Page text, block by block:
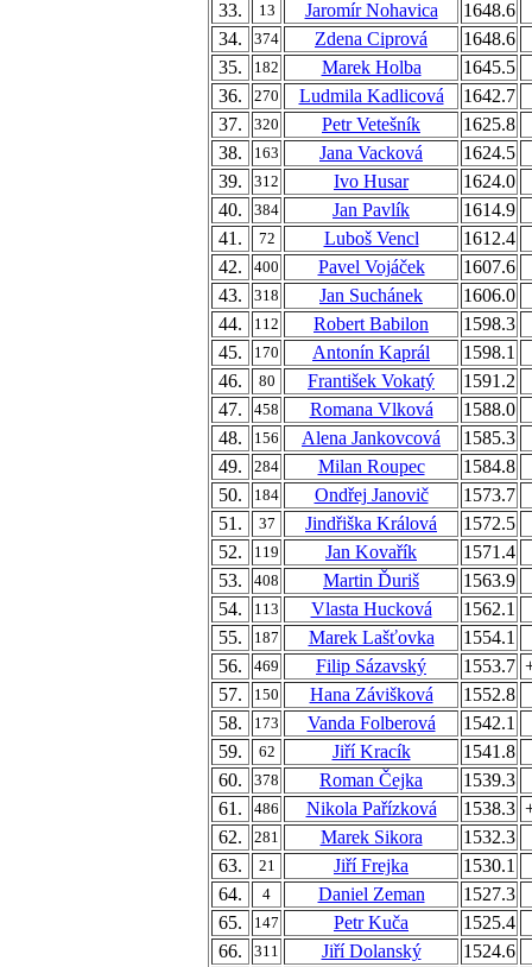
33.
13 Jaromír Nohavica
1648.6
34.
374 Zdena Ciprová
1648.6
35.
182 Marek Holba
1645.5
36.
270 Ludmila Kadlicová
1642.7
37.
320 Petr Vetešník
1625.8
38.
163 Jana Vacková
1624.5
39.
312 Ivo Husar
1624.0
40.
384 Jan Pavlík
1614.9
41.
72 Luboš Vencl
1612.4
42.
400 Pavel Vojáček
1607.6
43.
318 Jan Suchánek
1606.0
44.
112 Robert Babilon
1598.3
45.
170 Antonín Kaprál
1598.1
46.
80 František Vokatý
1591.2
47.
458 Romana Vlková
1588.0
48.
156 Alena Jankovcová
1585.3
49.
284 Milan Roupec
1584.8
50.
184 Ondřej Janovič
1573.7
51.
37 Jindřiška Králová
1572.5
52.
119 Jan Kovařík
1571.4
53.
408 Martin Ďuriš
1563.9
54.
113 Vlasta Hucková
1562.1
55.
187 Marek Lašťovka
1554.1
56.
469 Filip Sázavský 1553.7
57.
150 Hana Závišková
1552.8
58.
173 Vanda Folberová
1542.1
59.
62 Jiří Kracík
1541.8
60.
378 Roman Čejka
1539.3
61.
486 Nikola Pařízková 1538.3
62.
281 Marek Sikora
1532.3
63.
21 Jiří Frejka
1530.1
64.
4 Daniel Zeman
1527.3
65.
147 Petr Kuča
1525.4
66.
311 Jiří Dolanský
1524.6